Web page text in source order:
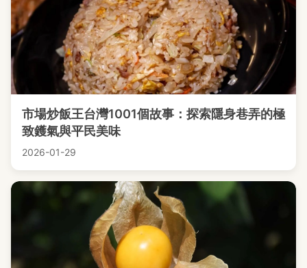
市場炒飯王台灣1001個故事：探索隱身巷弄的極
致鑊氣與平民美味
2026-01-29